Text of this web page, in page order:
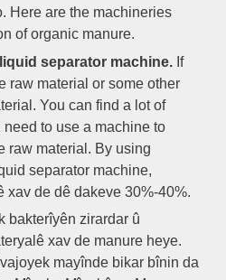
. Here are the machineries
of organic manure.
separator machine. If
raw material or some other
. You can find a lot of
need to use a machine to
raw material . By using
separator machine,
xav de dê dakeve 30%-40%.
bakterîyên zirardar û
xav de manure heye.
mayînde bikar bînin da